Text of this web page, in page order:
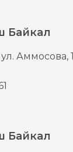
Байкал
ул. Аммосова,
Байкал